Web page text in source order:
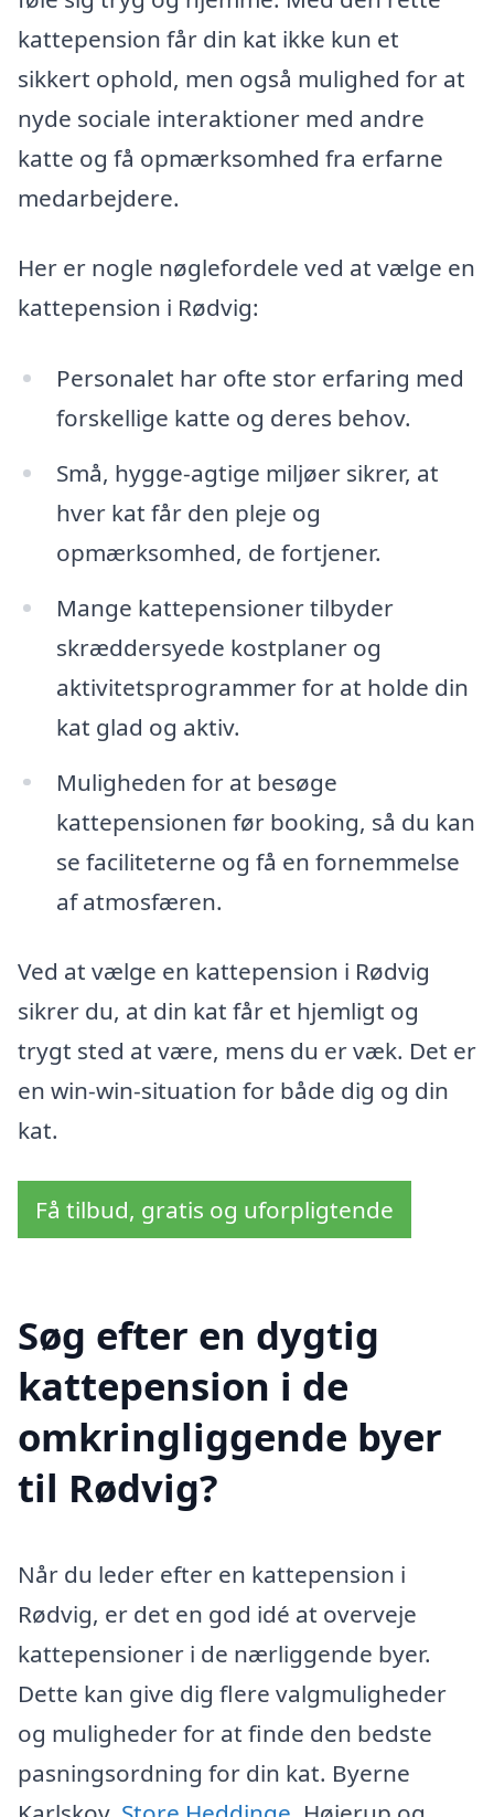
kattepension får din kat ikke kun et
sikkert ophold, men også mulighed for at
nyde sociale interaktioner med andre
katte og få opmærksomhed fra erfarne
medarbejdere.
Her er nogle nøglefordele ved at vælge en
kattepension i Rødvig:
Personalet har ofte stor erfaring med
forskellige katte og deres behov.
Små, hygge-agtige miljøer sikrer, at
hver kat får den pleje og
opmærksomhed, de fortjener.
Mange kattepensioner tilbyder
skræddersyede kostplaner og
aktivitetsprogrammer for at holde din
kat glad og aktiv.
Muligheden for at besøge
kattepensionen før booking, så du kan
se faciliteterne og få en fornemmelse
af atmosfæren.
Ved at vælge en kattepension i Rødvig
sikrer du, at din kat får et hjemligt og
trygt sted at være, mens du er væk. Det er
en win-win-situation for både dig og din
kat.
Få tilbud, gratis og uforpligtende
Søg efter en dygtig
kattepension i de
omkringliggende byer
til Rødvig?
Når du leder efter en kattepension i
Rødvig, er det en god idé at overveje
kattepensioner i de nærliggende byer.
Dette kan give dig flere valgmuligheder
og muligheder for at finde den bedste
pasningsordning for din kat. Byerne